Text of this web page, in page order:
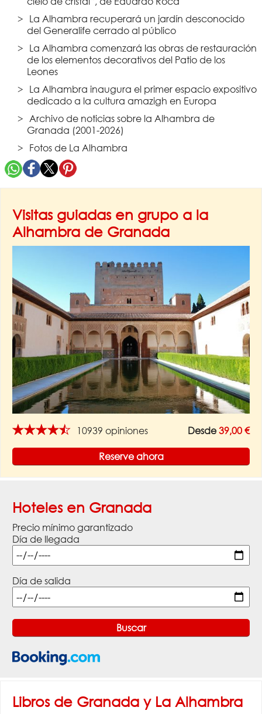
La Alhambra recuperará un jardín desconocido
del Generalife cerrado al público
La Alhambra comenzará las obras de restauración
de los elementos decorativos del Patio de los
Leones
La Alhambra inaugura el primer espacio expositivo
dedicado a la cultura amazigh en Europa
Archivo de noticias sobre la Alhambra de
Granada (2001-2026)
Fotos de La Alhambra
Visitas guiadas en grupo a la
Alhambra de Granada
★★★★★ 10939 opiniones Desde39,00 €
Reserve ahora
Hoteles en Granada
Precio mínimo garantizado
Día de llegada
Día de salida
Libros de Granada y La Alhambra